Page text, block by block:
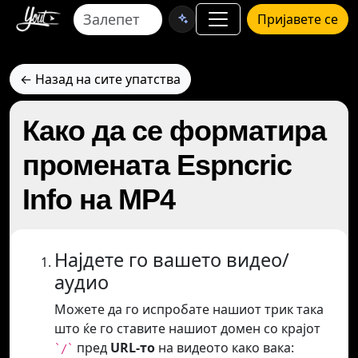
Пријавете се
← Назад на сите упатства
Како да се форматира
промената Espncric
Info на MP4
Најдете го вашето видео/
аудио
Можете да го испробате нашиот трик така
што ќе го ставите нашиот домен со крајот
`/` пред URL-то на видеото како вака: